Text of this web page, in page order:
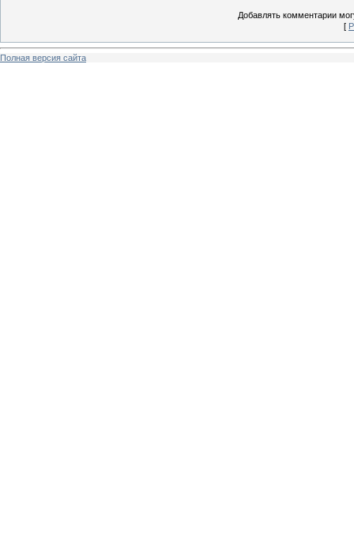
Добавлять комментарии
[
Полная версия сайта